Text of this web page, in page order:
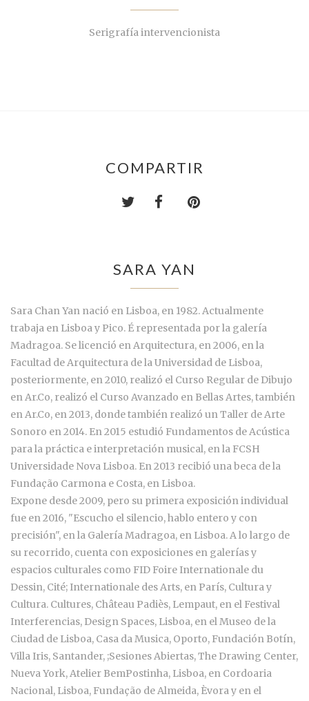
Serigrafía intervencionista
COMPARTIR
SARA YAN
Sara Chan Yan nació en Lisboa, en 1982. Actualmente
trabaja en Lisboa y Pico. É representada por la galería
Madragoa. Se licenció en Arquitectura, en 2006, en la
Facultad de Arquitectura de la Universidad de Lisboa,
posteriormente, en 2010, realizó el Curso Regular de Dibujo
en Ar.Co, realizó el Curso Avanzado en Bellas Artes, también
en Ar.Co, en 2013, donde también realizó un Taller de Arte
Sonoro en 2014. En 2015 estudió Fundamentos de Acústica
para la práctica e interpretación musical, en la FCSH
Universidade Nova Lisboa. En 2013 recibió una beca de la
Fundação Carmona e Costa, en Lisboa.
Expone desde 2009, pero su primera exposición individual
fue en 2016, "Escucho el silencio, hablo entero y con
precisión", en la Galería Madragoa, en Lisboa. A lo largo de
su recorrido, cuenta con exposiciones en galerías y
espacios culturales como FID Foire Internationale du
Dessin, Cité; Internationale des Arts, en París, Cultura y
Cultura. Cultures, Château Padiès, Lempaut, en el Festival
Interferencias, Design Spaces, Lisboa, en el Museo de la
Ciudad de Lisboa, Casa da Musica, Oporto, Fundación Botín,
Villa Iris, Santander, ;Sesiones Abiertas, The Drawing Center,
Nueva York, Atelier BemPostinha, Lisboa, en Cordoaria
Nacional, Lisboa, Fundação de Almeida, Èvora y en el